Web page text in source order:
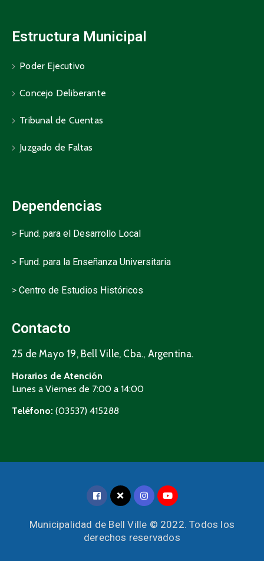
Estructura Municipal
Poder Ejecutivo
Concejo Deliberante
Tribunal de Cuentas
Juzgado de Faltas
Dependencias
> Fund. para el Desarrollo Local
> Fund. para la Enseñanza Universitaria
> Centro de Estudios Históricos
Contacto
25 de Mayo 19, Bell Ville, Cba., Argentina.
Horarios de Atención
Lunes a Viernes de 7:00 a 14:00
Teléfono: (03537) 415288
Municipalidad de Bell Ville © 2022. Todos los
derechos reservados